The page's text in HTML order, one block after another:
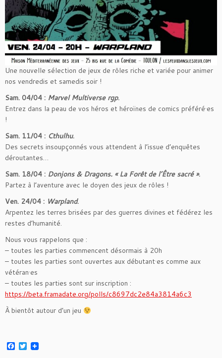
Une nouvelle sélection de jeux de rôles riche et variée pour animer
nos vendredis et samedis soir !
Sam. 04/04 : Marvel Multiverse rgp.
Entrez dans la peau de vos héros et héroïnes de comics préféré·es
!
Sam. 11/04 : Cthulhu.
Des secrets insoupçonnés vous attendent à l’issue d’enquêtes
déroutantes…
Sam. 18/04 : Donjons & Dragons. « La Forêt de l’Être sacré ».
Partez à l’aventure avec le doyen des jeux de rôles !
Ven. 24/04 : Warpland.
Arpentez les terres brisées par des guerres divines et fédérez les
restes d’humanité.
Nous vous rappelons que :
– toutes les parties commencent désormais à 20h
– toutes les parties sont ouvertes aux débutant·es comme aux
vétéran·es
– toutes les parties sont sur inscription :
https://beta.framadate.org/polls/c8697dc2e84a3814a6c3
À bientôt autour d’un jeu
F T
w